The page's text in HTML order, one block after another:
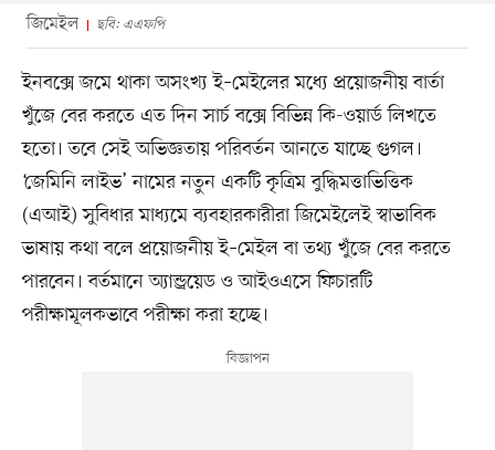
জিমেইল ছবি: এএফপি
ইনবক্সে জমে থাকা অসংখ্য ই–মেইলের মধ্যে প্রয়োজনীয় বার্তা
খুঁজে বের করতে এত দিন সার্চ বক্সে বিভিন্ন কি-ওয়ার্ড লিখতে
হতো। তবে সেই অভিজ্ঞতায় পরিবর্তন আনতে যাচ্ছে গুগল।
‘জেমিনি লাইভ’ নামের নতুন একটি কৃত্রিম বুদ্ধিমত্তাভিত্তিক
(এআই) সুবিধার মাধ্যমে ব্যবহারকারীরা জিমেইলেই স্বাভাবিক
ভাষায় কথা বলে প্রয়োজনীয় ই–মেইল বা তথ্য খুঁজে বের করতে
পারবেন। বর্তমানে অ্যান্ড্রয়েড ও আইওএসে ফিচারটি
পরীক্ষামূলকভাবে পরীক্ষা করা হচ্ছে।